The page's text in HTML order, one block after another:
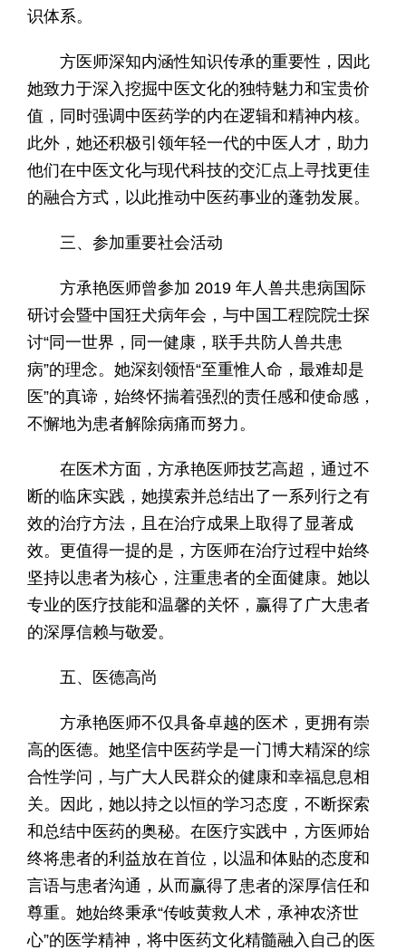
识体系。
方医师深知内涵性知识传承的重要性，因此
她致力于深入挖掘中医文化的独特魅力和宝贵价
值，同时强调中医药学的内在逻辑和精神内核。
此外，她还积极引领年轻一代的中医人才，助力
他们在中医文化与现代科技的交汇点上寻找更佳
的融合方式，以此推动中医药事业的蓬勃发展。
三、参加重要社会活动
方承艳医师曾参加 2019 年人兽共患病国际
研讨会暨中国狂犬病年会，与中国工程院院士探
讨“同一世界，同一健康，联手共防人兽共患
病”的理念。她深刻领悟“至重惟人命，最难却是
医”的真谛，始终怀揣着强烈的责任感和使命感，
不懈地为患者解除病痛而努力。
在医术方面，方承艳医师技艺高超，通过不
断的临床实践，她摸索并总结出了一系列行之有
效的治疗方法，且在治疗成果上取得了显著成
效。更值得一提的是，方医师在治疗过程中始终
坚持以患者为核心，注重患者的全面健康。她以
专业的医疗技能和温馨的关怀，赢得了广大患者
的深厚信赖与敬爱。
五、医德高尚
方承艳医师不仅具备卓越的医术，更拥有崇
高的医德。她坚信中医药学是一门博大精深的综
合性学问，与广大人民群众的健康和幸福息息相
关。因此，她以持之以恒的学习态度，不断探索
和总结中医药的奥秘。在医疗实践中，方医师始
终将患者的利益放在首位，以温和体贴的态度和
言语与患者沟通，从而赢得了患者的深厚信任和
尊重。她始终秉承“传岐黄救人术，承神农济世
心”的医学精神，将中医药文化精髓融入自己的医